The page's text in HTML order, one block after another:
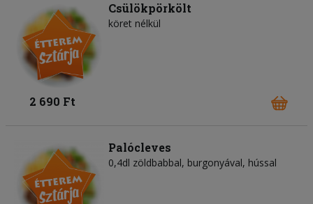
Csülökpörkölt
köret nélkül
2 690 Ft
Palócleves
0,4dl zöldbabbal, burgonyával, hússal